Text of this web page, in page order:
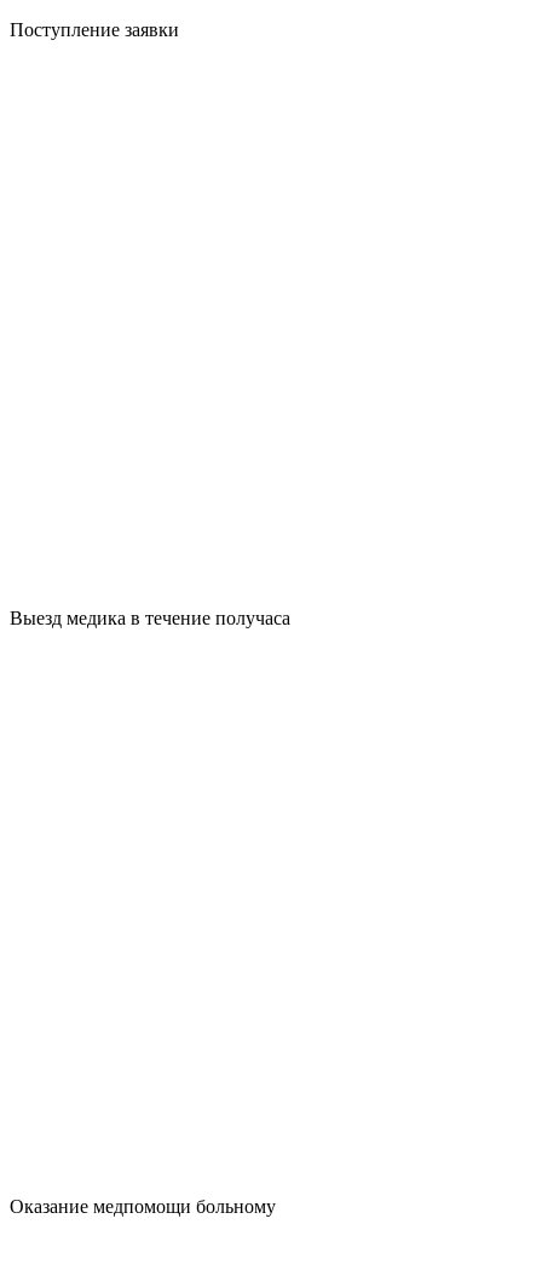
Поступление заявки
Выезд медика в течение получаса
Оказание медпомощи больному